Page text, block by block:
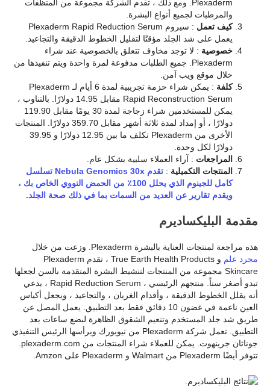
Plexaderm. ومع ذلك ، تقدم الشركة مجموعة من المنظفات
والمرطبات لجميع أنواع البشرة.
كيف تعمل
: سيروم Plexaderm Rapid Reduction Serum
يعمل على شد الجلد مؤقتًا لتقليل الخطوط الدقيقة والتجاعيد.
خصوصية : لا توجد مخاوف تتعلق بالخصوصية عند شراء
Plexaderm. جميع الطلبات مدفوعة لمرة واحدة ويتم تنفيذها من
خلال موقع ويب آمن.
كلفة
: يمكن شراء حزمة تجريبية لمدة 6 أيام لـ Plexaderm
Rapid Reconstruction Serum مقابل 14.95 دولارًا. بالتناوب ،
يمكن للمستخدمين شراء زجاجة لمدة 30 يومًا مقابل 119.90
دولارًا ، أو إمداد لمدة ثلاثة أشهر مقابل 359.70 دولارًا. المنتجات
الأخرى من Plexaderm تكلف ما بين 12.95 دولارًا و 39.95
دولارًا لكل وحدة.
المراجعات : آراء العملاء سلبية بشكل عام.
المنتجات التكميلية :
تقدم Nebula Genomics 30x تسلسل
كامل للجينوم الذي يحلل 100٪ من الحمض النووي الخاص بك ،
ويقدم تقارير عن العديد من السمات بما في ذلك صحة الجلد.
مقدمة البليكساديرم
هذه مراجعة لمنتجات العناية بالبشرة Plexaderm. وزعت من خلال
مجرد علم
و True Earth Health Products ، تقدم Plexaderm
Skincare مجموعة من المنتجات لتنشيط البشرة المتقدمة بالسن لجعلها
تبدو أصغر سناً. منتجهم الرئيسي ، Rapid Reduction Serum ، يدعي
أنه يقلل الخطوط الدقيقة ، وأقدام الغربان ، والتجاعيد ، ويجعل أكياس
العين ناعمة في غضون 10 دقائق فقط بعد التطبيق. يعمل المصل عن
طريق شد جلد المستخدم وتنعيم الشقوق الظاهرة لبضع ساعات بعد
التطبيق. تعمل شركة Plexaderm من نيويورك ويرأسها الرئيس التنفيذي
جوناثان جرينهوت. يمكن للعملاء شراء المنتجات من plexaderm.com.
تتوفر أيضًا Plexaderm من Walmart و Plexaderm على Amzon.